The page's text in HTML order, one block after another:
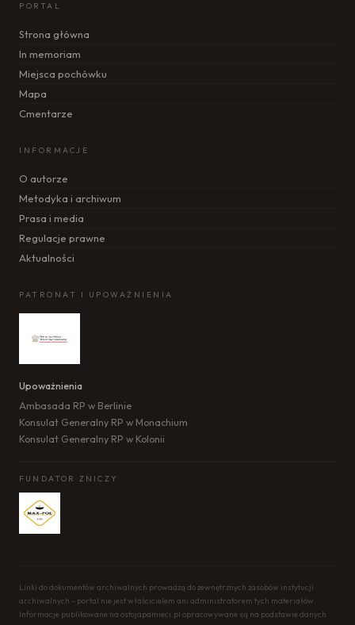
PORTAL
Strona główna
In memoriam
Miejsca pochówku
Mapa
Cmentarze
INFORMACJE
O autorze
Metodyka i archiwum
Prasa i media
Regulacje prawne
Aktualności
PATRONAT I UPOWAŻNIENIA
Upoważnienia
Ambasada RP w Berlinie
Konsulat Generalny RP w Monachium
Konsulat Generalny RP w Kolonii
FUNDATOR ZNICZY
Linki do dokumentów archiwalnych prowadzą do zewnętrznych zasobów instytucji
archiwalnych – portal nie jest właścicielem ani administratorem tych materiałów.
Informacje publikowane na ostojapamieci.pl opracowywane są na podstawie danych